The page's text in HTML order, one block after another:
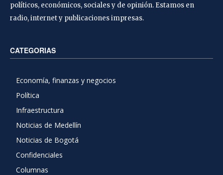
políticos, económicos, sociales y de opinión. Estamos en
radio, internet y publicaciones impresas.
CATEGORIAS
Economía, finanzas y negocios
Política
Infraestructura
Noticias de Medellín
Noticias de Bogotá
Confidenciales
Columnas